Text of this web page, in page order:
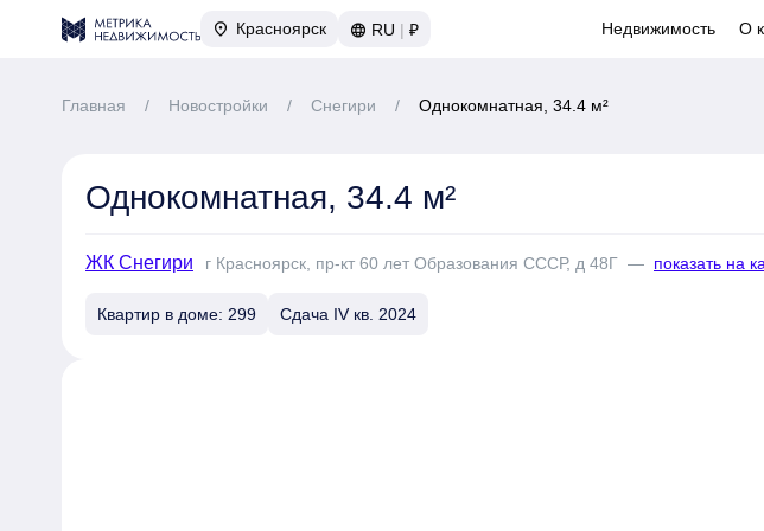
Красноярск RU | ₽ Недвижимость О
Главная / Новостройки / Снегири / Однокомнатная, 34.4 м²
Однокомнатная, 34.4 м²
ЖК Снегири г Красноярск, пр-кт 60 лет Образования СССР, д 48Г — показать на
Квартир в доме: 299 Сдача IV кв. 2024